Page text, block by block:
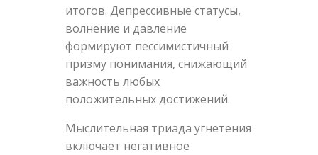
итогов. Депрессивные статусы,
волнение и давление
формируют пессимистичный
призму понимания, снижающий
важность любых
положительных достижений.
Мыслительная триада угнетения
включает негативное